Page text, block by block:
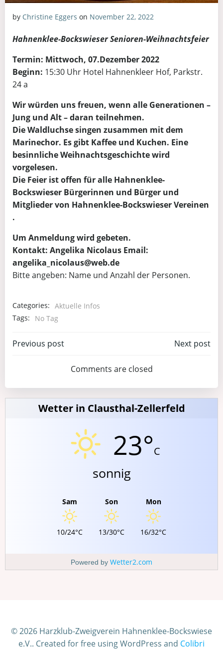
by Christine Eggers on November 22, 2022
Hahnenklee-BockswieserSenioren-Weihnachtsfeier
Termin: Mittwoch, 07.Dezember2022
Beginn: 15:30 Uhr Hotel Hahnenkleer Hof, Parkstr.
24 a
Wir würden uns freuen, wenn alle Generationen –
Jung und Alt – daran teilnehmen.
Die Waldluchse singen zusammen mit dem
Marinechor. Es gibt Kaffee und Kuchen. Eine
besinnliche Weihnachtsgeschichte wird
vorgelesen.
Die Feier ist offen für alle Hahnenklee-
Bockswieser Bürgerinnen und Bürger und
Mitglieder von Hahnenklee-Bockswieser Vereinen
.
Um Anmeldung wird gebeten.
Kontakt: Angelika Nicolaus Email:
angelika_nicolaus@web.de
Bitte angeben: Name und Anzahl der Personen.
Categories: Aktuelle Infos
Tags:
No Tag
Post
navigation
Previous post
navigation
Next post
Comments are closed
Wetter in Clausthal-Zellerfeld
23°C
sonnig
Sam
10/24°C
Son
13/30°C
Mon
16/32°C
Powered by Wetter2.com
© 2026 Harzklub-Zweigverein Hahnenklee-Bockswiese
e.V.. Created for free using WordPress and Colibri